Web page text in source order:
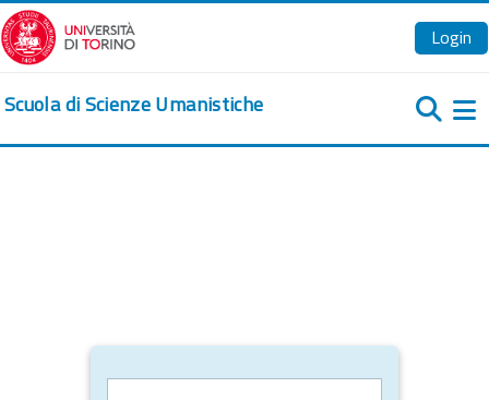
Vai al contenuto principale
Login
Scuola di Scienze Umanistiche